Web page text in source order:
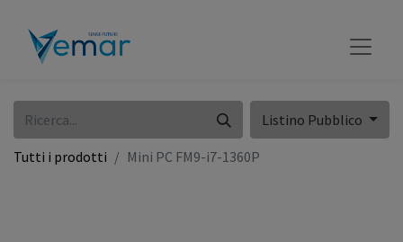
Listino Pubblico
Tutti i prodotti Mini PC FM9-i7-1360P